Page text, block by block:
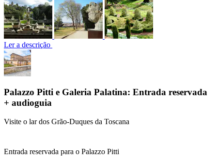
Ler a descrição
Palazzo Pitti e Galeria Palatina: Entrada reservada
+ audioguia
Visite o lar dos Grão-Duques da Toscana
Entrada reservada para o Palazzo Pitti